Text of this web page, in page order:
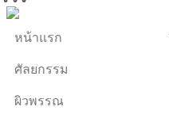
หน้าแรก
ศัลยกรรม
ผิวพรรณ